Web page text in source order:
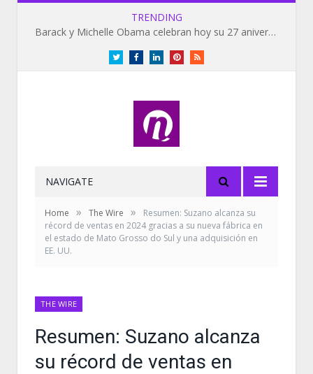
TRENDING
Barack y Michelle Obama celebran hoy su 27 aniversario de bodas
TwitterFacebookLinkedInPinterestRSS
NAVIGATE
Home » The Wire »
Resumen: Suzano alcanza su
récord de ventas en 2024 gracias a su nueva fábrica en
el estado de Mato Grosso do Sul y una adquisición en
EE. UU.
THE WIRE
Resumen: Suzano alcanza
su récord de ventas en